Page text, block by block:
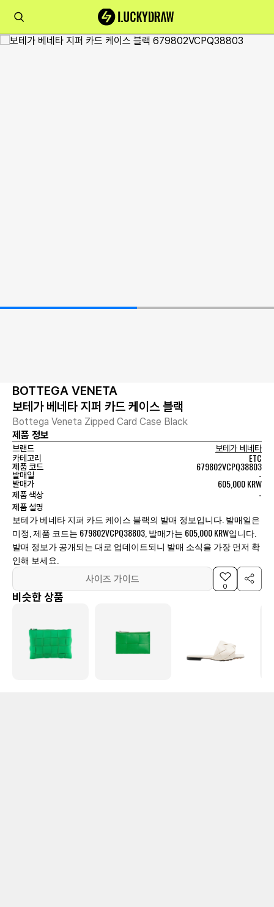
BOTTEGA VENETA
보테가 베네타 지퍼 카드 케이스 블랙
Bottega Veneta Zipped Card Case Black
제품 정보
브랜드
보테가 베네타
카테고리
ETC
제품 코드 679802VCPQ38803
발매일 -
발매가 605,000 KRW
제품 색상 -
제품 설명
보테가 베네타 지퍼 카드 케이스 블랙의 발매 정보입니다. 발매일은
미정, 제품 코드는 679802VCPQ38803, 발매가는 605,000 KRW입니다.
발매 정보가 공개되는 대로 업데이트되니 발매 소식을 가장 먼저 확
인해 보세요.
사이즈 가이드
0
비슷한 상품